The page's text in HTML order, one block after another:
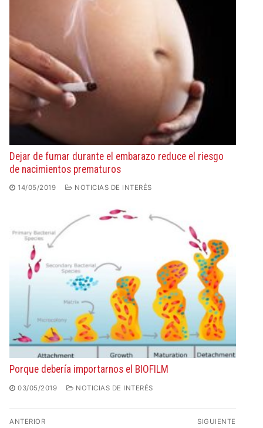
Dejar de fumar durante el embarazo reduce el riesgo
de nacimientos prematuros
14/05/2019 NOTICIAS DE INTERÉS
Porque debería importarnos el BIOFILM
03/05/2019 NOTICIAS DE INTERÉS
ANTERIOR SIGUIENTE